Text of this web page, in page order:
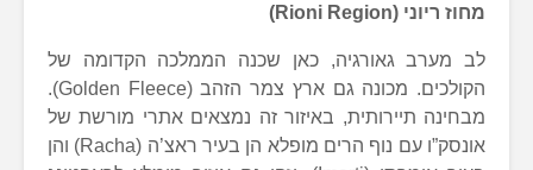
מחוז ריוני (Rioni Region)
לב מערב גאורגיה, כאן שכנה הממלכה הקדומה של
הקולכים. מכונה גם ארץ צמר הזהב (Golden Fleece).
מבחינה תיירותית, באיזור זה נמצאים אתרי מורשת של
אונסק”ו עם נוף הרים מופלא הן בעיר ראצ’ה (Racha) והן